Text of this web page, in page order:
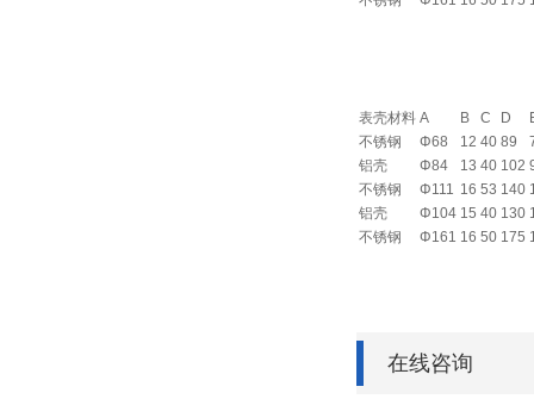
表壳材料 A B C D
不锈钢
Φ68 12 40 89
铝壳
Φ84 13 40 102
不锈钢
Φ111 16 53 140
铝壳
Φ104 15 40 130
不锈钢
Φ161 16 50 175
在线咨询